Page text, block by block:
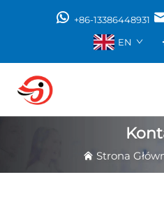
+86-13386448931
EN
Strona